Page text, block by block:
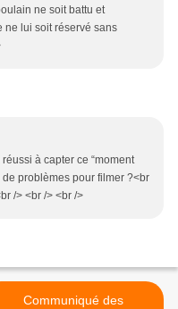
ne soit battu et
ne lui soit réservé sans
à capter ce “moment
de problèmes pour filmer ?<br
/> <br /> <br />
Communiqué des